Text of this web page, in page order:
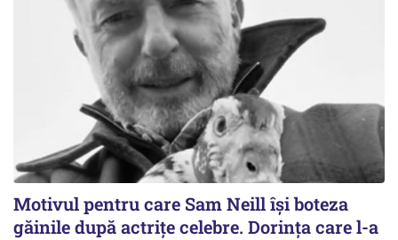
Motivul pentru care Sam Neill își boteza
găinile după actrițe celebre. Dorința care l-a